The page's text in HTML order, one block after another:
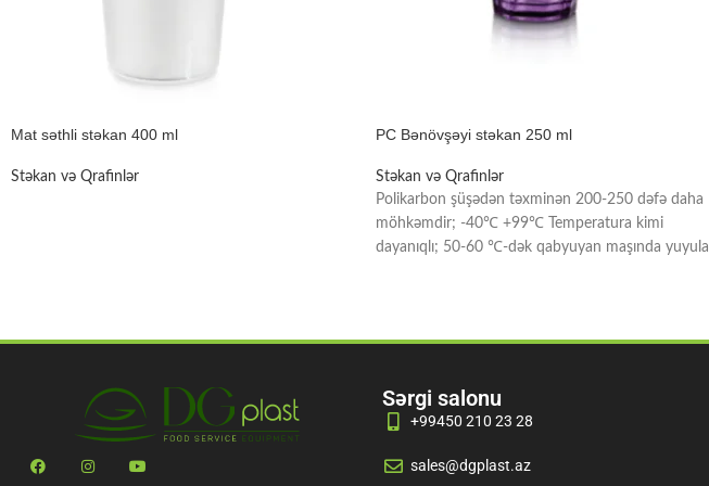
Mat səthli stəkan 400 ml
Stəkan və Qrafinlər
PC Bənövşəyi stəkan 250 ml
Stəkan və Qrafinlər
Polikarbon şüşədən təxminən 200-250 dəfə daha
möhkəmdir; -40℃ +99℃ Temperatura kimi
dayanıqlı; 50-60 ℃-dək qabyuyan maşında yuyula
Sərgi salonu
+99450 210 23 28
sales@dgplast.az